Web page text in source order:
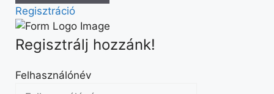
Regisztráció
Regisztrálj hozzánk!
Felhasználónév